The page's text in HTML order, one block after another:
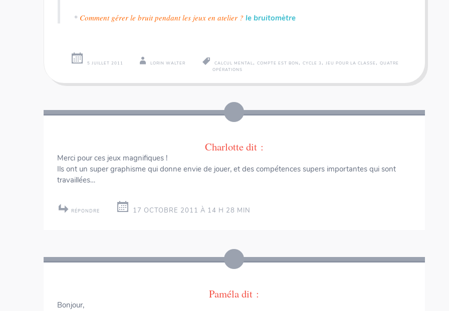
* Comment gérer le bruit pendant les jeux en atelier ? le bruitomètre
5 JUILLET 2011 LORIN WALTER CALCUL MENTAL,COMPTE EST BON ,CYCLE 3 ,JEU POUR LA CLASSE ,QUATRE
OPÉRATIONS
des
Charlottedit :
Merci pour ces jeux magnifiques !
Ils ont un super graphisme qui donne envie de jouer, et des compétences supers importantes qui sont
travaillées…
RÉPONDRE 17 OCTOBRE 2011 À 14 H 28 MIN
Paméladit :
Bonjour,
Coffret rallye - 200 inventions - Fiches illustrées